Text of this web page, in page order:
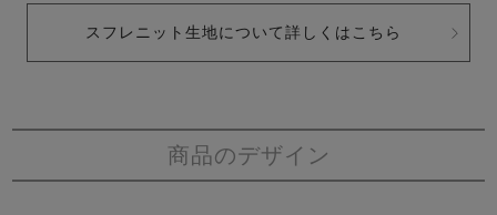
スフレニット生地について詳しくはこちら
商品のデザイン